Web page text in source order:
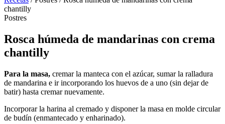
chantilly
Postres
Rosca húmeda de mandarinas con crema
chantilly
Para la masa, cremar la manteca con el azúcar, sumar la ralladura
de mandarina e ir incorporando los huevos de a uno (sin dejar de
batir) hasta cremar nuevamente.
Incorporar la harina al cremado y disponer la masa en molde circular
de budín (enmantecado y enharinado).